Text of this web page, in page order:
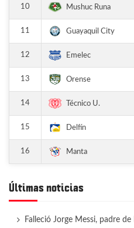
10 Mushuc Runa
11 Guayaquil City
12 Emelec
13 Orense
14 Técnico U.
15 Delfín
16 Manta
Últimas noticias
Falleció Jorge Messi, padre